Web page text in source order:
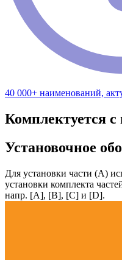
40 000+ наименований,
Комплектуется
Установочное
Для установки части (А)
установки комплекта
напр. [А], [B], [С] и [D].